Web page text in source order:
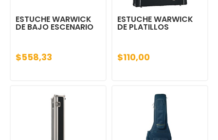
ESTUCHE WARWICK
DE BAJO ESCENARIO
$558,33
ESTUCHE WARWICK
DE PLATILLOS
$110,00